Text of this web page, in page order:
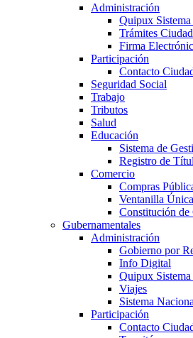
Administración
Quipux
Trámites
Firma
Participación
Contacto
Seguridad Social
Trabajo
Tributos
Salud
Educación
Sistema de
Registro de
Comercio
Compras
Ventanilla
Constitución de
Gubernamentales
Administración
Gobierno por
Info Digital
Quipux
Viajes
Sistema
Participación
Contacto